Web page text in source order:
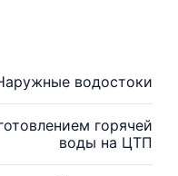
водостоки
горячей
воды на ЦТП